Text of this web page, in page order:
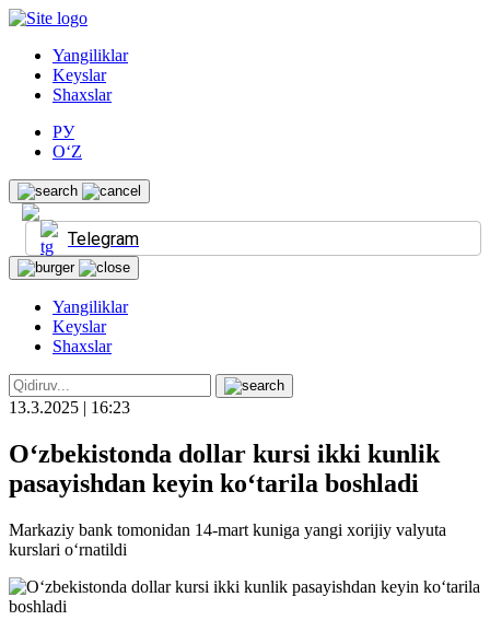
Yangiliklar
Keyslar
Shaxslar
РУ
O‘Z
Telegram
Yangiliklar
Keyslar
Shaxslar
13.3.2025 | 16:23
O‘zbekistonda dollar kursi ikki kunlik
pasayishdan keyin ko‘tarila boshladi
Markaziy bank tomonidan 14-mart kuniga yangi xorijiy valyuta
kurslari o‘rnatildi